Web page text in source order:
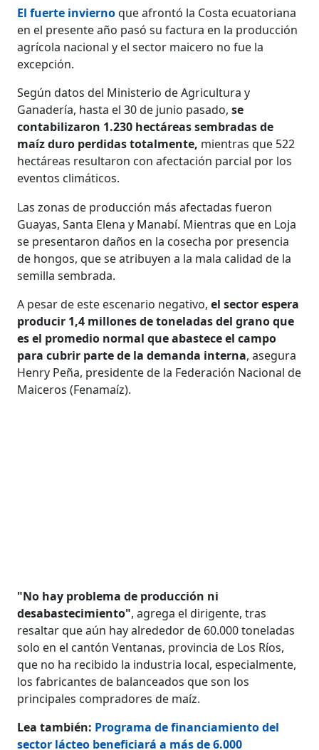
El fuerte inviernoque afrontó la Costa ecuatoriana
en el presente año pasó su factura en la producción
agrícola nacional y el sector maicero no fue la
excepción.
Según datos del Ministerio de Agricultura y
Ganadería, hasta el 30 de junio pasado,se
contabilizaron 1.230 hectáreas sembradas de
maíz duro perdidas totalmente, mientras que 522
hectáreas resultaron con afectación parcial por los
eventos climáticos.
Las zonas de producción más afectadas fueron
Guayas, Santa Elena y Manabí. Mientras que en Loja
se presentaron daños en la cosecha por presencia
de hongos, que se atribuyen a la mala calidad de la
semilla sembrada.
A pesar de este escenario negativo,el sector espera
producir 1,4 millones de toneladas del grano que
es el promedio normal que abastece el campo
para cubrir parte de la demanda interna, asegura
Henry Peña, presidente de la Federación Nacional de
Maiceros (Fenamaíz).
"No hay problema de producción ni
desabastecimiento", agrega el dirigente, tras
resaltar que aún hay alrededor de 60.000 toneladas
solo en el cantón Ventanas, provincia de Los Ríos,
que no ha recibido la industria local, especialmente,
los fabricantes de balanceados que son los
principales compradores de maíz.
Lea también: Programa de financiamiento del
sector lácteo beneficiará a más de 6.000